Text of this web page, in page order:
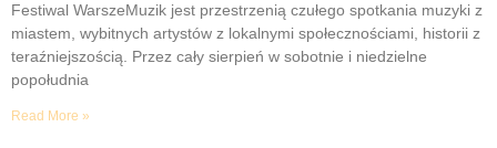
Festiwal WarszeMuzik jest przestrzenią czułego spotkania muzyki z
miastem, wybitnych artystów z lokalnymi społecznościami, historii z
teraźniejszością. Przez cały sierpień w sobotnie i niedzielne
popołudnia
Read More »